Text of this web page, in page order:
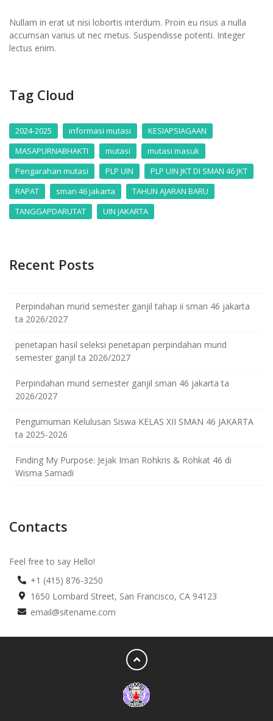
Nullam in erat ut nisi lobortis interdum. Proin eu risus a nulla
accumsan varius ut nec metus. Suspendisse potenti. Integer
lectus enim.
Tag Cloud
2024-2025 informasi mutasi
KESIAPSIAGAAN
MASAPURNABHAKTI
mutasi
mutasi masuk
Pengarahan mutasi
PLP UIN
PLP UIN JKT DI SMAN 46 JKT
RAPAT
sman 46 jakarta
TAHUN AJARAN BARU
TANGGAPDARUTAT
UIN JAKARTA
Recent Posts
Perpindahan murid semester ganjil tahap ii sman 46 jakarta
ta 2026/2027
penetapan hasil seleksi penetapan perpindahan murid
semester ganjil ta 2026/2027
Perpindahan murid semester ganjil sman 46 jakarta ta
2026/2027
Pengumuman Kelulusan Siswa KELAS XII SMAN 46 JAKARTA
ta 2025-2026
Finding My Purpose: Jejak Iman Rohkris & Rohkat 46 di
Wisma Samadi
Contacts
Feel free to say Hello!
+1 (415) 876-3250
1650 Lombard Street, San Francisco, CA 94123
email@sitename.com